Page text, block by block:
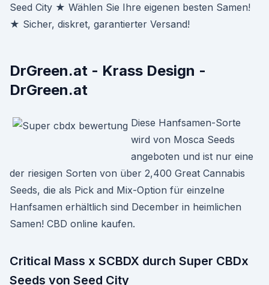
Seed City ★ Wählen Sie Ihre eigenen besten Samen!
★ Sicher, diskret, garantierter Versand!
DrGreen.at - Krass Design -
DrGreen.at
Diese Hanfsamen-Sorte
wird von Mosca Seeds
angeboten und ist nur eine
der riesigen Sorten von über 2,400 Great Cannabis
Seeds, die als Pick and Mix-Option für einzelne
Hanfsamen erhältlich sind December in heimlichen
Samen! CBD online kaufen.
Critical Mass x SCBDX durch Super CBDx
Seeds von Seed City